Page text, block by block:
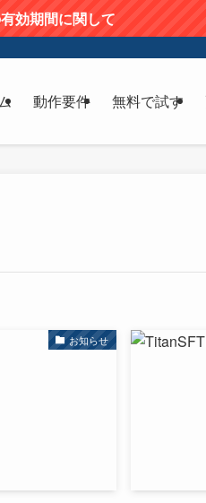
効期間に関して
動作要件 無料で試す
お知らせ